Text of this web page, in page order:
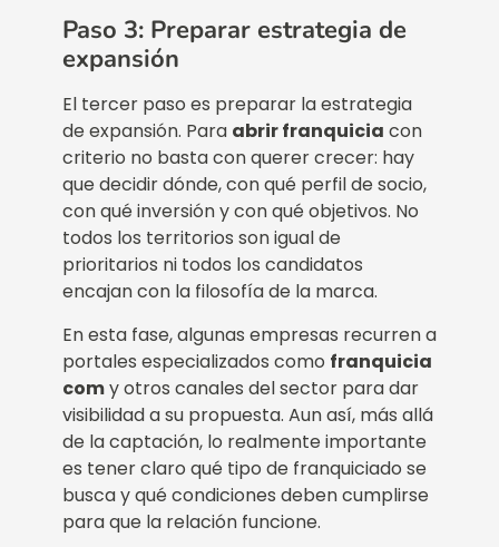
Paso 3: Preparar estrategia de
expansión
El tercer paso es preparar la estrategia
de expansión. Para abrir franquicia con
criterio no basta con querer crecer: hay
que decidir dónde, con qué perfil de socio,
con qué inversión y con qué objetivos. No
todos los territorios son igual de
prioritarios ni todos los candidatos
encajan con la filosofía de la marca.
En esta fase, algunas empresas recurren a
portales especializados como franquicia
comy otros canales del sector para dar
visibilidad a su propuesta. Aun así, más allá
de la captación, lo realmente importante
es tener claro qué tipo de franquiciado se
busca y qué condiciones deben cumplirse
para que la relación funcione.